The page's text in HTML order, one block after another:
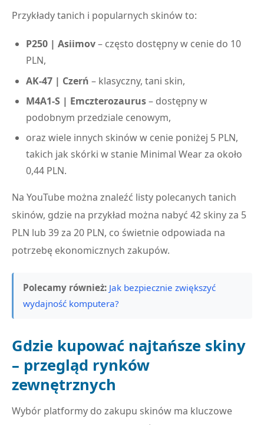
Przykłady tanich i popularnych skinów to:
P250 | Asiimov– często dostępny w cenie do 10
PLN,
AK-47 | Czerń – klasyczny, tani skin,
M4A1-S | Emczterozaurus– dostępny w
podobnym przedziale cenowym,
oraz wiele innych skinów w cenie poniżej 5 PLN,
takich jak skórki w stanie Minimal Wear za około
0,44 PLN.
Na YouTube można znaleźć listy polecanych tanich
skinów, gdzie na przykład można nabyć 42 skiny za 5
PLN lub 39 za 20 PLN, co świetnie odpowiada na
potrzebę ekonomicznych zakupów.
Polecamy również: Jak bezpiecznie zwiększyć
wydajność komputera?
Gdzie kupować najtańsze skiny
– przegląd rynków
zewnętrznych
Wybór platformy do zakupu skinów ma kluczowe